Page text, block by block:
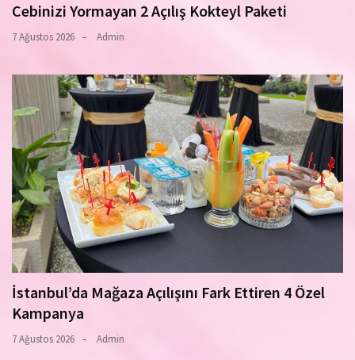
Cebinizi Yormayan 2 Açılış Kokteyl Paketi
7 Ağustos 2026 Admin
İstanbul’da Mağaza Açılışını Fark Ettiren 4 Özel
Kampanya
7 Ağustos 2026 Admin